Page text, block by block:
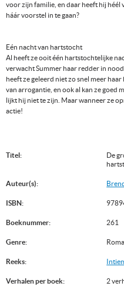
voor zijn familie, en daar heeft hij héél
háár voorstel in te gaan?
Eén nacht van hartstocht
Al heeft ze ooit één hartstochtelijke
verwacht Summer haar redder in
heeft ze geleerd niet zo snel meer
van arrogantie, en ook al kan ze goed
lijkt hij niet te zijn. Maar wanneer ze
actie!
Titel:
De
Auteur(s):
ISBN:
Boeknummer: 261
Genre:
Reeks:
Verhalen per boek: 2